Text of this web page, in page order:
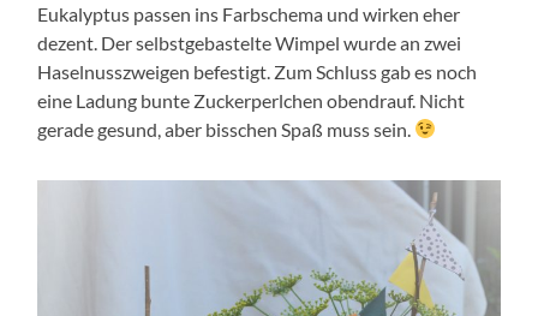
Eukalyptus passen ins Farbschema und wirken eher
dezent. Der selbstgebastelte Wimpel wurde an zwei
Haselnusszweigen befestigt. Zum Schluss gab es noch
eine Ladung bunte Zuckerperlchen obendrauf. Nicht
gerade gesund, aber bisschen Spaß muss sein.